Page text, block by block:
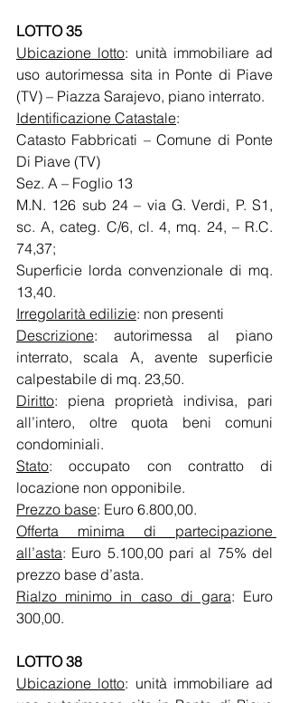
LOTTO 35
Ubicazione lotto: unità immobiliare ad
uso autorimessa sita in Ponte di Piave
(TV) – Piazza Sarajevo, piano interrato.
Identificazione Catastale:
Catasto Fabbricati – Comune di Ponte
Di Piave (TV)
Sez. A – Foglio 13
M.N. 126 sub 24 – via G. Verdi, P. S1,
sc. A, categ. C/6, cl. 4, mq. 24, – R.C.
74,37;
Superficie lorda convenzionale di mq.
13,40.
Irregolarità edilizie: non presenti
Descrizione: autorimessa al piano
interrato, scala A, avente superficie
calpestabile di mq. 23,50.
Diritto: piena proprietà indivisa, pari
all’intero, oltre quota beni comuni
condominiali.
Stato: occupato con contratto di
locazione non opponibile.
Prezzo base: Euro 6.800,00.
Offerta minima di partecipazione
all’asta: Euro 5.100,00 pari al 75% del
prezzo base d’asta.
Rialzo minimo in caso di gara: Euro
300,00.
LOTTO 38
Ubicazione lotto: unità immobiliare ad